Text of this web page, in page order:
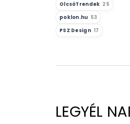
OlcsóTrendek 25
poklon.hu 53
PSZ Design 17
LEGYÉL